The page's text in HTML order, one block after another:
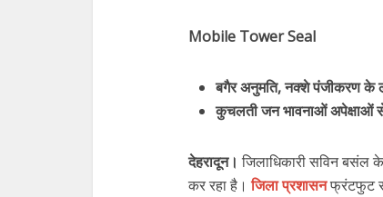
Mobile Tower Seal
बगैर अनुमति, नक्शे पंजीकरण के
कुचलती जन भावनाओं अपेक्षाओं
देहरादून। जिलाधिकारी सविन बसंल
कर रहा है।जिला प्रशासनफ्रंटफुट